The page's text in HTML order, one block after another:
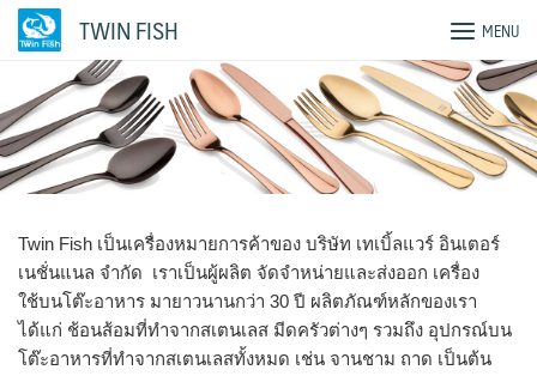
Skip
TWIN FISH MENU
Twin Fish เป็นเครื่องหมายการค้าของ บริษัท เทเบิ้ลแวร์ อินเตอร์
เนชั่นแนล จำกัด เราเป็นผู้ผลิต จัดจำหน่ายและส่งออก เครื่อง
ใช้บนโต๊ะอาหาร มายาวนานกว่า 30 ปี ผลิตภัณฑ์หลักของเรา
ได้แก่ ช้อนส้อมที่ทำจากสเตนเลส มีดครัวต่างๆ รวมถึง อุปกรณ์บน
โต๊ะอาหารที่ทำจากสเตนเลสทั้งหมด เช่น จานชาม ถาด เป็นต้น